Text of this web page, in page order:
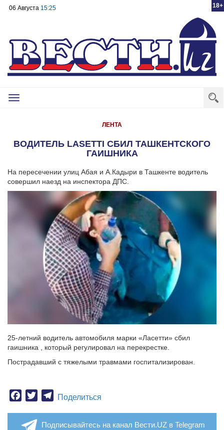
18+
06 Августа 15:25
Toggle
ЛЕНТА
ВОДИТЕЛЬ LASETTI СБИЛ ТАШКЕНТСКОГО
ГАИШНИКА
На пересечении улиц Абая и А.Кадыри в Ташкенте водитель
совершил наезд на инспектора ДПС.
25-летний водитель автомобиля марки «Ласетти» сбил
гаишника , который регулировал на перекрестке.
Пострадавший с тяжелыми травмами госпитализирован.
Facebook
TwitterTelegram
Поделиться
Подписывайтесь на канал Вести.UZ в Telegram